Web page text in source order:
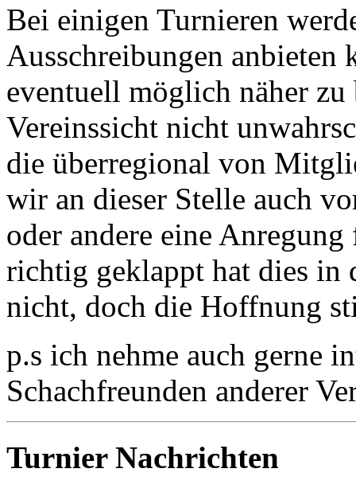
Bei einigen Turnieren
Ausschreibungen anbieten
eventuell möglich näher
Vereinssicht nicht
die überregional von
wir an dieser Stelle auch
oder andere eine
richtig geklappt hat dies in
nicht, doch die Hoffnung
p.s ich nehme auch gerne
Schachfreunden anderer
Turnier Nachrichten